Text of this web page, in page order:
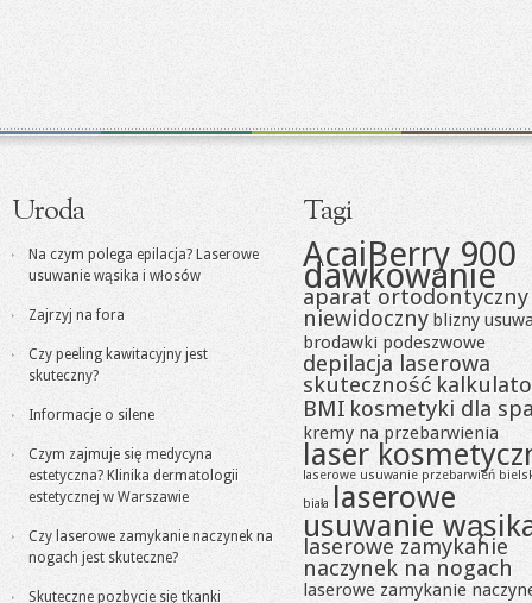
Uroda
Na czym polega epilacja? Laserowe
usuwanie wąsika i włosów
Zajrzyj na fora
Czy peeling kawitacyjny jest
skuteczny?
Informacje o silene
Czym zajmuje się medycyna
estetyczna? Klinika dermatologii
estetycznej w Warszawie
Czy laserowe zamykanie naczynek na
nogach jest skuteczne?
Skuteczne pozbycie się tkanki
Tagi
AcaiBerry 900
dawkowanie
aparat ortodontyczny
niewidoczny blizny
brodawki podeszwowe
depilacja laserowa
skuteczność
BMI kosmetyki dla
kremy na przebarwienia
laser
laserowe usuwanie przebarwień
biała laserowe
usuwanie
laserowe zamykanie
naczynek na nogach
laserowe zamykanie